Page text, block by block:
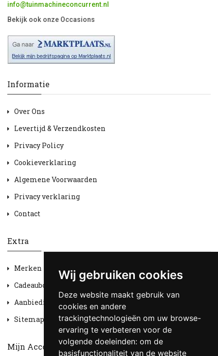
Wij gebruiken cookies
Deze website maakt gebruik van
cookies en andere
trackingtechnologieën om uw browse-
ervaring te verbeteren voor de
volgende doeleinden: om de
basisfunctionaliteit van de website
info@tuinmachineconcurrent.nl
Bekijk ook onze Occasions
Informatie
Over Ons
Levertijd & Verzendkosten
Privacy Policy
Cookieverklaring
Algemene Voorwaarden
Privacy verklaring
Contact
Extra
Merken
Cadeaubon
Aanbiedingen
Sitemap
Mijn Account